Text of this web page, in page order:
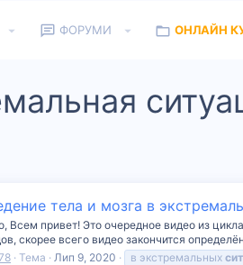
ФОРУМИ ОНЛАЙН
тела и мозга в
Всем привет! Это очередное видео из
скорее всего видео закончится
Тема Лип 9, 2020 в экстремальных